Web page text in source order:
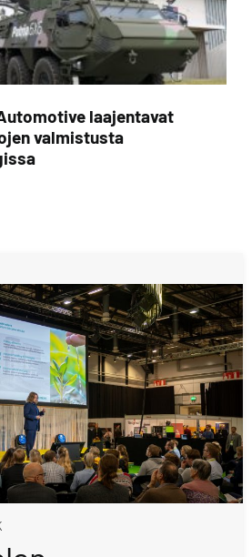
laajentavat
valmistusta